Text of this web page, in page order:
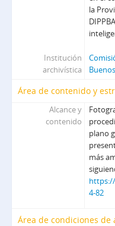
la
Institución
archivística
Área de contenido y
Alcance y
contenido
plano
más
4-82
Área de condiciones de